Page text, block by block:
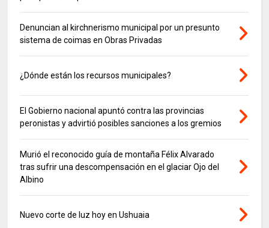
Denuncian al kirchnerismo municipal por un presunto
sistema de coimas en Obras Privadas
¿Dónde están los recursos municipales?
El Gobierno nacional apuntó contra las provincias
peronistas y advirtió posibles sanciones a los gremios
Murió el reconocido guía de montaña Félix Alvarado
tras sufrir una descompensación en el glaciar Ojo del
Albino
Nuevo corte de luz hoy en Ushuaia